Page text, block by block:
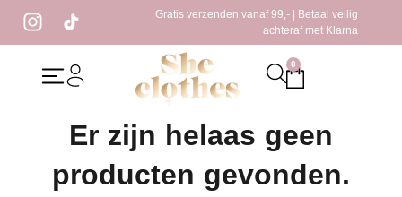
Gratis verzenden vanaf 99,- | Betaal veilig
achteraf met Klarna
0
/ Producten getagged “online shoppen”
Er zijn helaas geen
producten gevonden.